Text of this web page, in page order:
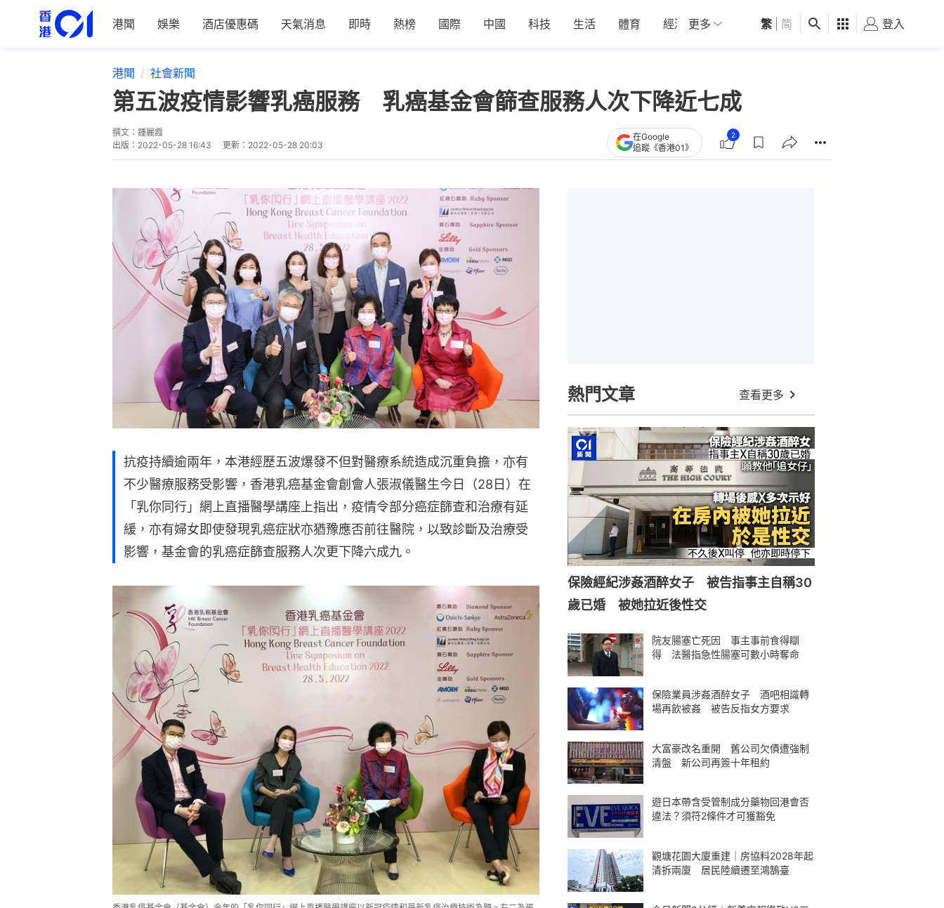
港聞 娛樂 酒店優惠碼 天氣消息 即時 熱榜 國際 中國 科技 生活 體育 經濟 01深圳 觀點 健康 好食玩飛
更多 繁 简 登入
港聞 社會新聞
第五波疫情影響乳癌服務 乳癌基金會篩查服務人次下降近七成
撰文： 鍾麗霞
出版： 2022-05-28 16:43 更新： 2022-05-28 20:03
在Google
追蹤《香港01》
2
抗疫持續逾兩年，本港經歷五波爆發不但對醫療系統造成沉重負擔，亦有
不少醫療服務受影響，香港乳癌基金會創會人張淑儀醫生今日（28日）在
「乳你同行」網上直播醫學講座上指出，疫情令部分癌症篩查和治療有延
緩，亦有婦女即使發現乳癌症狀亦猶豫應否前往醫院，以致診斷及治療受
影響，基金會的乳癌症篩查服務人次更下降六成九。
熱門文章 查看更多
保險經紀涉姦酒醉女子 被告指事主自稱30
歲已婚 被她拉近後性交
院友腸塞亡死因 事主事前食得瞓
得 法醫指急性腸塞可數小時奪命
保險業員涉姦酒醉女子 酒吧相識轉
場再飲被姦 被告反指女方要求
大富豪改名重開 舊公司欠債遭強制
清盤 新公司再簽十年租約
遊日本帶含受管制成分藥物回港會否
違法？須符2條件才可獲豁免
觀塘花園大廈重建｜房協料2028年起
清拆兩廈 居民陸續遷至鴻鵠臺